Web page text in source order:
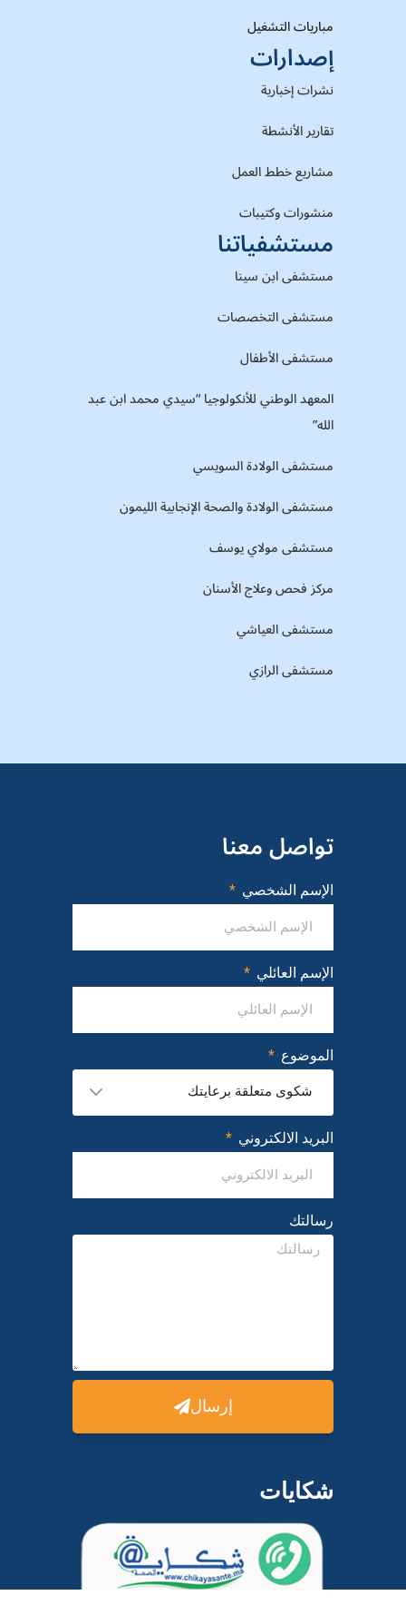
مباريات التشغيل
إصدارات
نشرات إخبارية
تقارير الأنشطة
مشاريع خطط العمل
منشورات وكتيبات
مستشفياتنا
مستشفى ابن سينا
مستشفى التخصصات
مستشفى الأطفال
المعهد الوطني للأنكولوجيا “سيدي محمد ابن عبد
الله”
مستشفى الولادة السويسي
مستشفى الولادة والصحة الإنجابية الليمون
مستشفى مولاي يوسف
مركز فحص وعلاج الأسنان
مستشفى العياشي
مستشفى الرازي
تواصل معنا
الإسم الشخصي
الإسم العائلي
الموضوع
شكوى متعلقة برعايتك
البريد الالكتروني
رسالتك
إرسال
شكايات